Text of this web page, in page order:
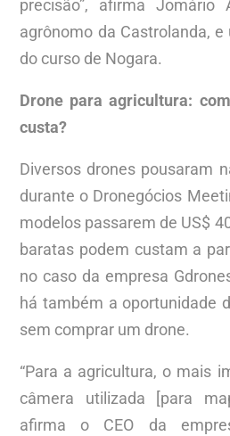
precisão”, afirma Jomário
agrônomo da Castrolanda,
do curso de Nogara.
Drone para agricultura:
custa?
Diversos drones pousaram
durante o Dronegócios
modelos passarem de US$
baratas podem custam a
no caso da empresa
há também a oportunidade
sem comprar um drone.
“Para a agricultura, o mais
câmera utilizada [para
afirma o CEO da